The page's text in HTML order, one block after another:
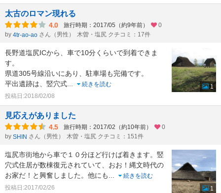
太古のロマン現れる
4.0 旅行時期：2017/05（約9年前）
0
by 4tr-ao-ao さん（男性） 木曽・塩尻 クチコミ：17件
長野道塩尻ICから、車で10分くらいで到着できま
す。
県道305号線沿いにあり、駐車場も完備です。
平出遺跡は、竪穴式...
続きを読む
投稿日:2018/02/08
1
見応えがありました
4.5 旅行時期：2017/02（約10年前）
0
by SHIN さん（男性） 木曽・塩尻 クチコミ：151件
塩尻市街地から車で１０分ほど行けば着きます。竪
穴式住居が数棟復元されていて、おお！縄文時代の
お家だ！と興奮しました。他にも...
続きを読む
投稿日:2017/02/26
1